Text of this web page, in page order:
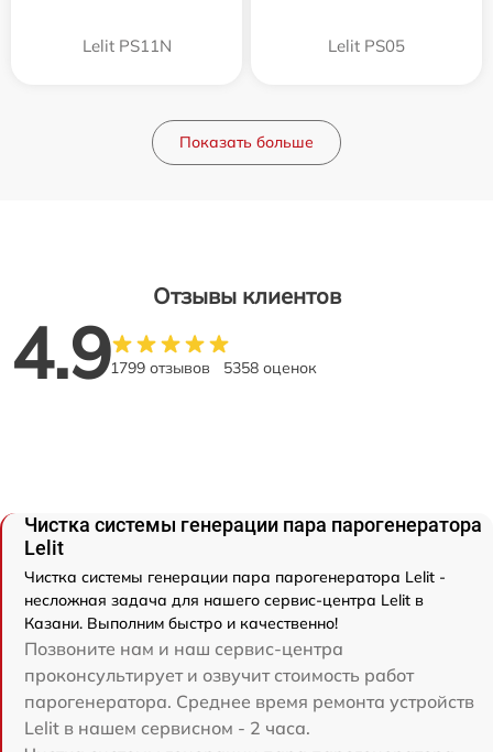
Lelit PS11N Lelit PS05
Показать больше
Отзывы клиентов
4.91799 отзывов 5358 оценок
Чистка системы генерации пара парогенератора
Lelit
Чистка системы генерации пара парогенератора Lelit -
несложная задача для нашего сервис-центра Lelit в
Казани. Выполним быстро и качественно!
Позвоните нам и наш сервис-центра
проконсультирует и озвучит стоимость работ
парогенератора. Среднее время ремонта устройств
Lelit в нашем сервисном - 2 часа.